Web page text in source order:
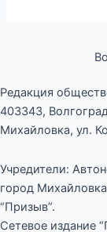
Редакция
403343,
Михайловка, ул.
Учредители:
город
“Призыв”.
Сетевое издание